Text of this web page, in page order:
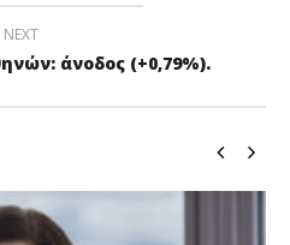
NEXT
άνοδος (+0,79%).